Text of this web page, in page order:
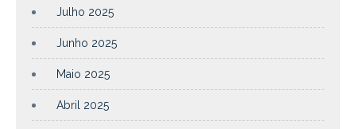
Julho 2025
Junho 2025
Maio 2025
Abril 2025